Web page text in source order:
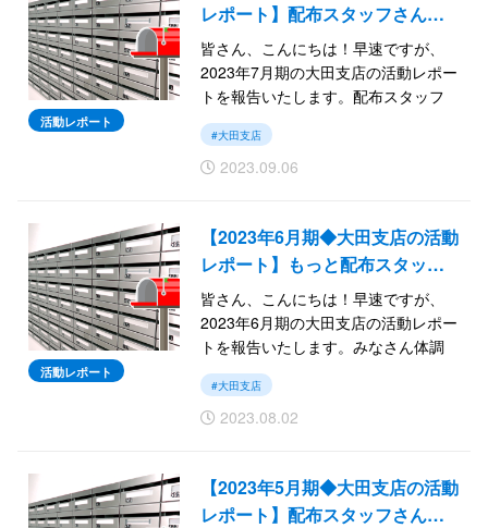
活動レポート
レポート】配布スタッフさん…
皆さん、こんにちは！早速ですが、
2023年7月期の大田支店の活動レポー
トを報告いたします。配布スタッフ
さんのことを知る機会が増えてき
て、トラブルなく安定して配布いた
だいているため、感謝です！
#大田支店
2023.09.06
活動レポート
【2023年6月期◆大田支店の活動
レポート】もっと配布スタッ…
皆さん、こんにちは！早速ですが、
2023年6月期の大田支店の活動レポー
トを報告いたします。みなさん体調
不良や欠勤などトラブルなく、安定
して配布いただいています！
#大田支店
2023.08.02
【2023年5月期◆大田支店の活動
レポート】配布スタッフさん…